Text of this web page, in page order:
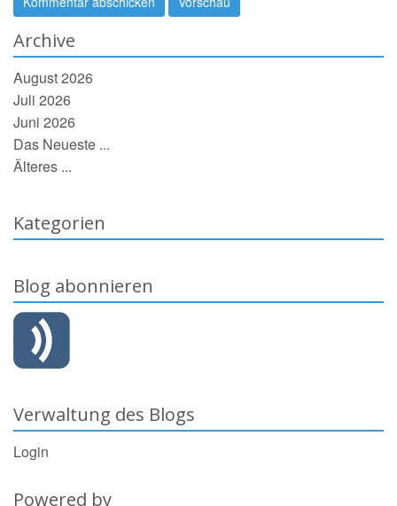
Archive
August 2026
Juli 2026
Juni 2026
Das Neueste ...
Älteres ...
Kategorien
Blog abonnieren
Verwaltung des Blogs
Login
Powered by